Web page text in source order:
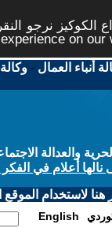
نرجو
on our
أنباء العمال -
والعدالة
أعلام في الفكر
لاستخدام الموقع
English